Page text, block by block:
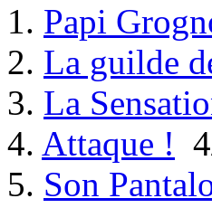
1. Papi
2. La guilde
3. La
4. Attaque !
5. Son